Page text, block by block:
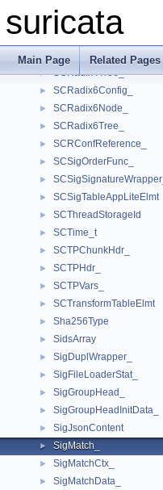
suricata
Main Page Related Pages
► SCProfileSghDetectCtx_
► SCRadix4Config_
► SCRadix4Node_
► SCRadix4Tree_
► SCRadix6Config_
► SCRadix6Node_
► SCRadix6Tree_
► SCRConfReference_
► SCSigOrderFunc_
► SCSigSignatureWrapper_
► SCSigTableAppLiteElmt
► SCThreadStorageId
► SCTime_t
► SCTPChunkHdr_
► SCTPHdr_
► SCTPVars_
► SCTransformTableElmt
► Sha256Type
► SidsArray
► SigDuplWrapper_
► SigFileLoaderStat_
► SigGroupHead_
► SigGroupHeadInitData_
► SigJsonContent
► SigMatch_
► SigMatchCtx_
► SigMatchData_